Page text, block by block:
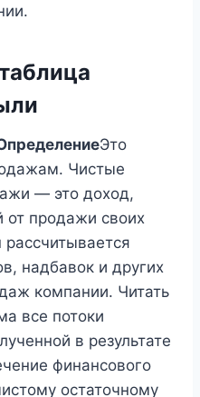
Это
Чистые
— это доход,
от продажи своих
рассчитывается
надбавок и других
компании. Читать
все потоки
в результате
финансового
остаточному